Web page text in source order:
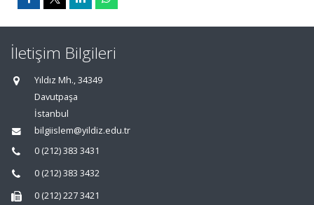
İletişim Bilgileri
Yıldız Mh., 34349
Davutpaşa
İstanbul
bilgiislem@yildiz.edu.tr
0 (212) 383 3431
0 (212) 383 3432
0 (212) 227 3421